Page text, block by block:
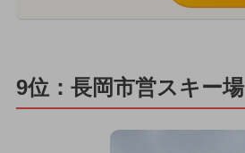
9位：長岡市営スキー場